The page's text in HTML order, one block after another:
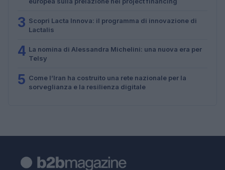
3 Scopri Lacta Innova: il programma di innovazione di
Lactalis
4 La nomina di Alessandra Michelini: una nuova era per
Telsy
5 Come l’Iran ha costruito una rete nazionale per la
sorveglianza e la resilienza digitale